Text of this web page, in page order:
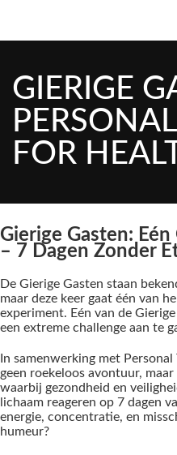
GIERIGE
FOR
Gierige Gasten:
– 7 Dagen Zonder
De Gierige Gasten staan
maar deze keer gaat één van
experiment. Eén van de
een extreme challenge aan te
In samenwerking met
geen roekeloos avontuur,
waarbij gezondheid en
lichaam reageren op 7 dagen
energie, concentratie, en
humeur?